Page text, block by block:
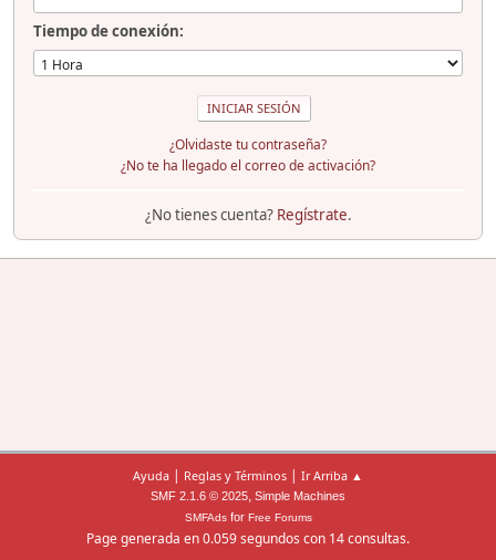
Tiempo de conexión:
¿Olvidaste tu contraseña?
¿No te ha llegado el correo de activación?
¿No tienes cuenta? Regístrate.
Ayuda | Reglas y Términos | Ir Arriba ▲
SMF 2.1.6 © 2025, Simple Machines
SMFAdsfor Free Forums
Page generada en 0.059 segundos con 14 consultas.